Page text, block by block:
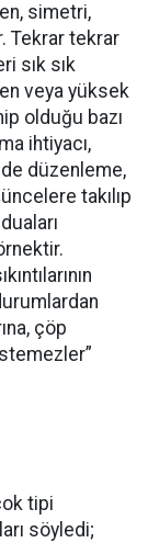
simetri,
Tekrar tekrar
sık sık
veya yüksek
olduğu bazı
ihtiyacı,
düzenleme,
takılıp
çöp
tipi
söyledi;